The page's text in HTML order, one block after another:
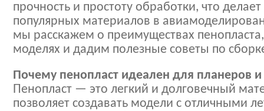
прочность и простоту обработки, что
популярных материалов в
мы расскажем о преимуществах
моделях и дадим полезные советы по
Почему пенопласт идеален для планеров
Пенопласт — это легкий и долговечный
позволяет создавать модели с отличными